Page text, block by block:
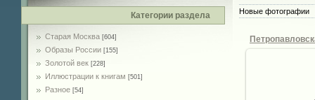
Категории раздела
Старая Москва [604]
Образы России [155]
Золотой век [228]
Иллюстрации к книгам [501]
Разное [54]
Новые фотографии